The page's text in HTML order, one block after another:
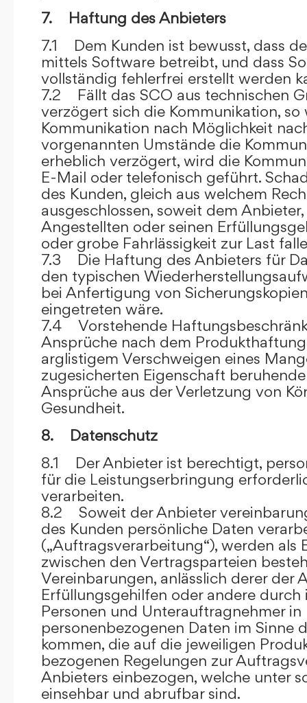
7. Haftung des Anbieters
7.1 Dem Kunden ist bewusst, dass
mittels Software betreibt, und dass
vollständig fehlerfrei erstellt werden
7.2 Fällt das SCO aus technischen
verzögert sich die Kommunikation, so
Kommunikation nach Möglichkeit
vorgenannten Umstände die
erheblich verzögert, wird die
E-Mail oder telefonisch geführt.
des Kunden, gleich aus welchem
ausgeschlossen, soweit dem
Angestellten oder seinen
oder grobe Fahrlässigkeit zur Last
7.3 Die Haftung des Anbieters für
den typischen
bei Anfertigung von
eingetreten wäre.
7.4 Vorstehende
Ansprüche nach dem
arglistigem Verschweigen eines
zugesicherten Eigenschaft
Ansprüche aus der Verletzung von
Gesundheit.
8. Datenschutz
8.1 Der Anbieter ist berechtigt,
für die Leistungserbringung
verarbeiten.
8.2 Soweit der Anbieter
des Kunden persönliche Daten
(„Auftragsverarbeitung“), werden als
zwischen den Vertragsparteien
Vereinbarungen, anlässlich derer der
Erfüllungsgehilfen oder andere
Personen und Unterauftragnehmer
personenbezogenen Daten im Sinne
kommen, die auf die jeweiligen
bezogenen Regelungen zur
Anbieters einbezogen, welche unter
einsehbar und abrufbar sind.